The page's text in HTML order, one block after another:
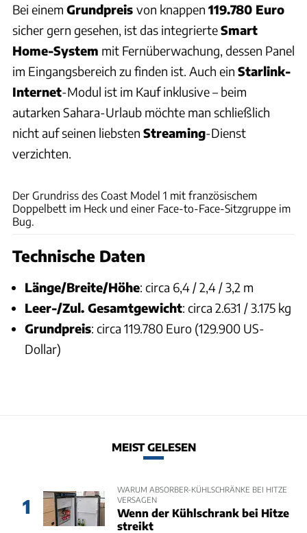
Bei einem Grundpreis von knappen 119.780 Euro
sicher gern gesehen, ist das integrierteSmart
Home-System mit Fernüberwachung, dessen Panel
im Eingangsbereich zu finden ist. Auch ein Starlink-
Internet-Modul ist im Kauf inklusive – beim
autarken Sahara-Urlaub möchte man schließlich
nicht auf seinen liebsten Streaming-Dienst
verzichten.
Der Grundriss des Coast Model 1 mit französischem
Doppelbett im Heck und einer Face-to-Face-Sitzgruppe im
Bug.
Technische Daten
Länge/Breite/Höhe: circa 6,4 / 2,4 / 3,2 m
Leer-/Zul. Gesamtgewicht: circa 2.631 / 3.175 kg
Grundpreis: circa 119.780 Euro (129.900 US-
Dollar)
MEIST GELESEN
1
WARUM ABSORBER-KÜHLSCHRÄNKE BEI HITZE
VERSAGEN
Wenn der Kühlschrank bei Hitze
streikt